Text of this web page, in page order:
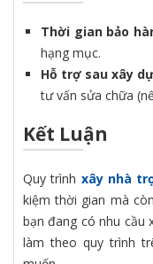
Thời gian bảo
hạng mục.
Hỗ trợ sau xây
tư vấn sửa chữa
Kết Luận
Quy trình xây nhà
kiệm thời gian mà
bạn đang có nhu cầu
làm theo quy trình